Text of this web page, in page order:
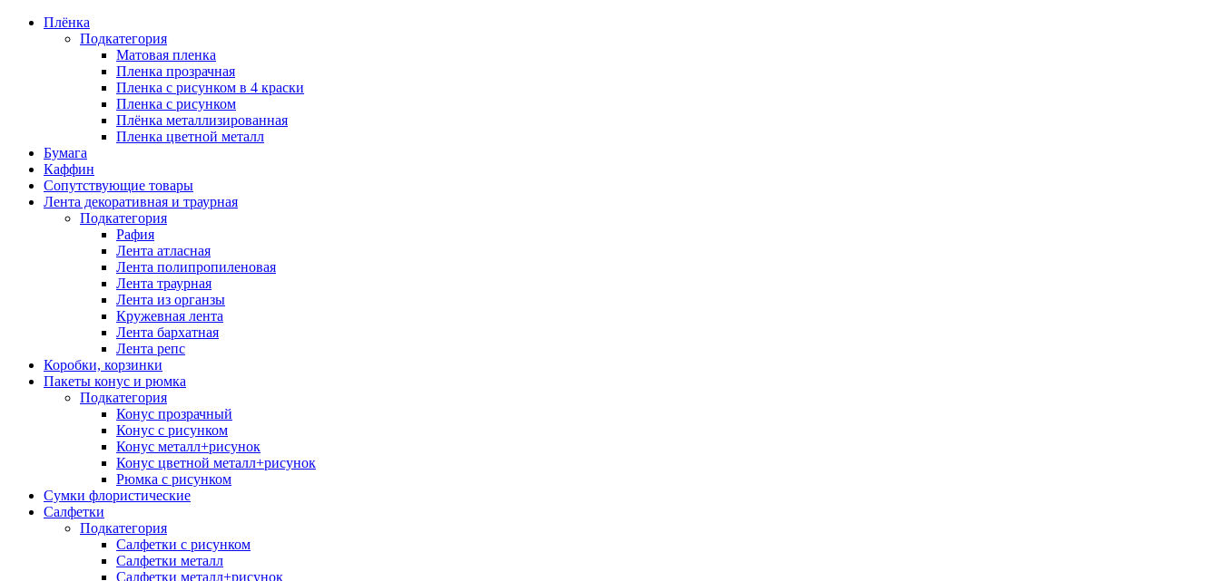
Плёнка
Подкатегория
Матовая пленка
Пленка прозрачная
Пленка с рисунком в 4 краски
Пленка с рисунком
Плёнка металлизированная
Пленка цветной металл
Бумага
Каффин
Сопутствующие товары
Лента декоративная и траурная
Подкатегория
Рафия
Лента атласная
Лента полипропиленовая
Лента траурная
Лента из органзы
Кружевная лента
Лента бархатная
Лента репс
Коробки, корзинки
Пакеты конус и рюмка
Подкатегория
Конус прозрачный
Конус с рисунком
Конус металл+рисунок
Конус цветной металл+рисунок
Рюмка с рисунком
Сумки флористические
Салфетки
Подкатегория
Салфетки с рисунком
Салфетки металл
Салфетки металл+рисунок